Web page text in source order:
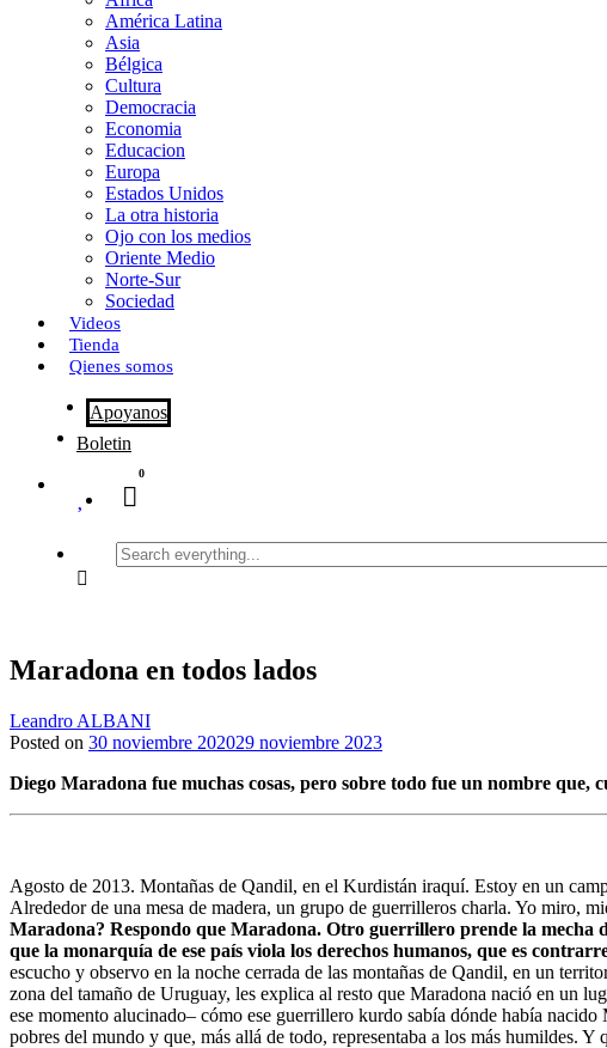
i
r
América Latina
Asia
Bélgica
Cultura
Democracia
Economia
Educacion
Europa
Estados Unidos
La otra historia
Ojo con los medios
Oriente Medio
Norte-Sur
Sociedad
Videos
Tienda
Qienes somos
Apoyanos
Boletin
0
Search
everything...
Maradona en todos lados
Leandro ALBANI
Posted on 30 noviembre 202029 noviembre 2023
Diego Maradona fue muchas cosas, pero sobre todo fue un nombre que,
Agosto de 2013. Montañas de Qandil, en el Kurdistán iraquí. Estoy en un
Alrededor de una mesa de madera, un grupo de guerrilleros charla. Yo miro,
Maradona? Respondo que Maradona. Otro guerrillero prende la mecha
que la monarquía de ese país viola los derechos humanos, que es
escucho y observo en la noche cerrada de las montañas de Qandil, en un
zona del tamaño de Uruguay, les explica al resto que Maradona nació en un
ese momento alucinado– cómo ese guerrillero kurdo sabía dónde había
pobres del mundo y que, más allá de todo, representaba a los más humildes.